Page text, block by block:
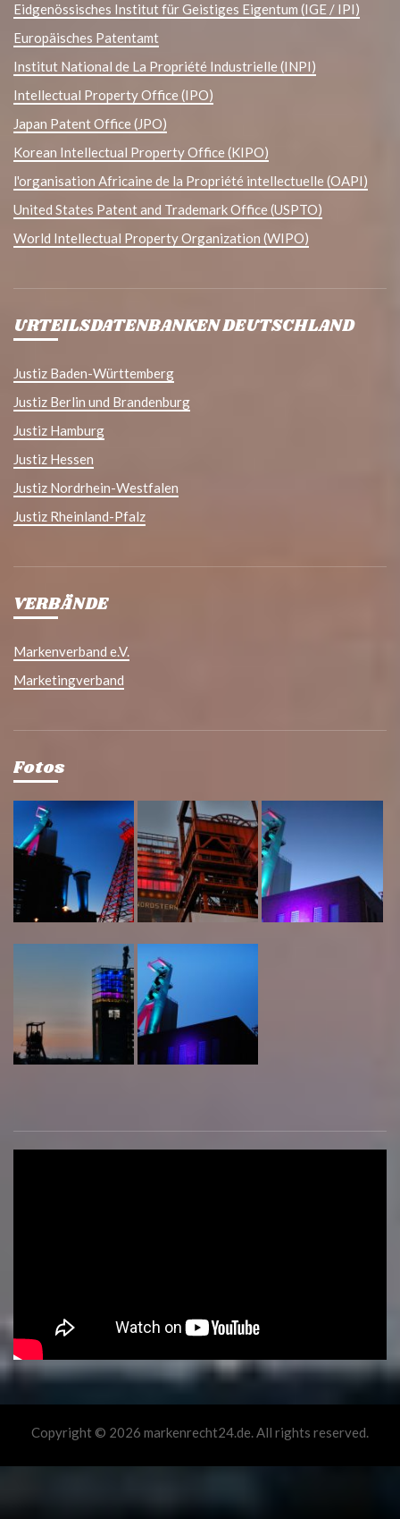
Eidgenössisches Institut für Geistiges Eigentum (IGE / IPI)
Europäisches Patentamt
Institut National de La Propriété Industrielle (INPI)
Intellectual Property Office (IPO)
Japan Patent Office (JPO)
Korean Intellectual Property Office (KIPO)
l'organisation Africaine de la Propriété intellectuelle (OAPI)
United States Patent and Trademark Office (USPTO)
World Intellectual Property Organization (WIPO)
URTEILSDATENBANKEN DEUTSCHLAND
Justiz Baden-Württemberg
Justiz Berlin und Brandenburg
Justiz Hamburg
Justiz Hessen
Justiz Nordrhein-Westfalen
Justiz Rheinland-Pfalz
VERBÄNDE
Markenverband e.V.
Marketingverband
Fotos
Copyright © 2026 markenrecht24.de. All rights reserved.